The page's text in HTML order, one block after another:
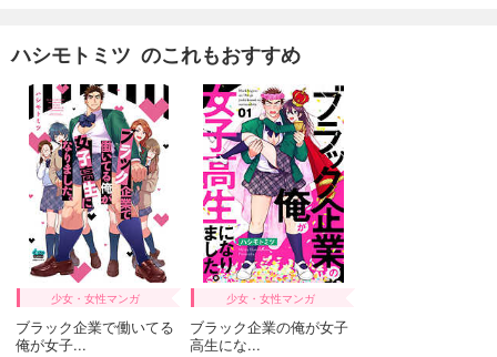
ハシモトミツ のこれもおすすめ
少女・女性マンガ
ブラック企業で働いてる
俺が女子...
少女・女性マンガ
ブラック企業の俺が女子
高生にな...